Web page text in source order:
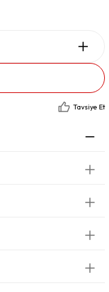
Tavsiye Et